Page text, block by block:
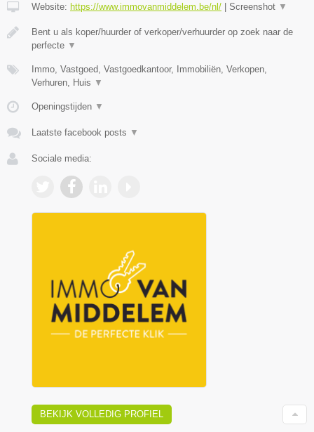
Website: https://www.immovanmiddelem.be/nl/ Screenshot ▼
Bent u als koper/huurder of verkoper/verhuurder op zoek naar de
perfecte ▼
Immo, Vastgoed, Vastgoedkantoor, Immobiliën, Verkopen,
Verhuren, Huis ▼
Openingstijden ▼
Laatste facebook posts ▼
Sociale media:
BEKIJK VOLLEDIG PROFIEL